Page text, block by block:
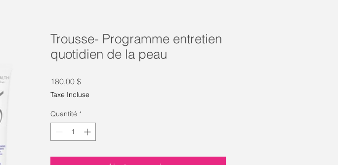
Trousse- Programme entretien
quotidien de la peau
180,00 $Prix
Taxe Incluse
Quantité *